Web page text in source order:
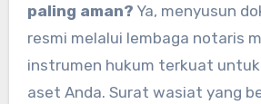
paling aman? Ya, menyusun
resmi melalui lembaga notaris
instrumen hukum terkuat
aset Anda. Surat wasiat yang